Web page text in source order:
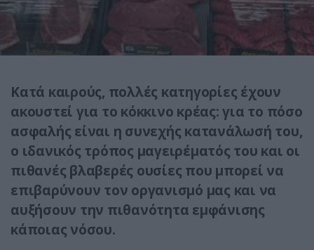
Κατά καιρούς, πολλές κατηγορίες έχουν
ακουστεί για το κόκκινο κρέας: για το πόσο
ασφαλής είναι η συνεχής κατανάλωσή του,
ο ιδανικός τρόπος μαγειρέματός του και οι
πιθανές βλαβερές ουσίες που μπορεί να
επιβαρύνουν τον οργανισμό μας και να
αυξήσουν την πιθανότητα εμφάνισης
κάποιας νόσου.